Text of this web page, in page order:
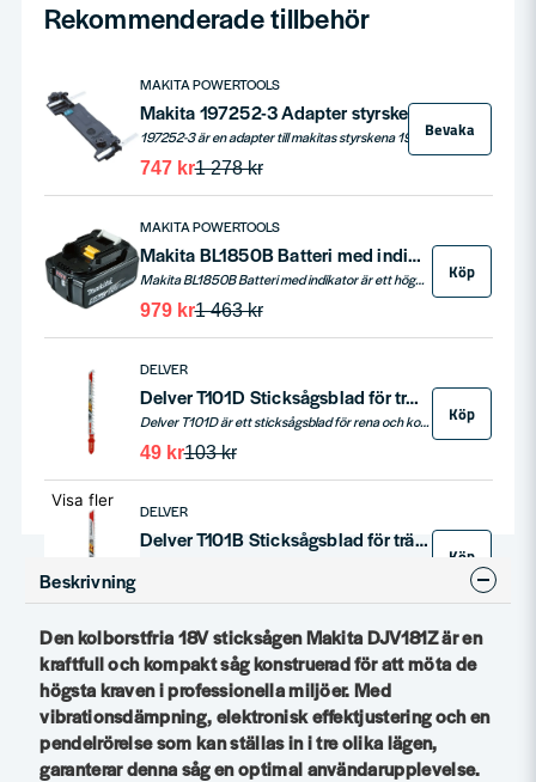
Rekommenderade tillbehör
MAKITA POWERTOOLS
Makita 197252-3 Adapter styrskena (HS6101,HS7101,BHS630)
197252-3 är en adapter till makitas styrskena 194368-5. Anpassad för att användas till BHS630, HS6101 och HS7101.
1 278 kr
747 kr
Bevaka
MAKITA POWERTOOLS
Makita BL1850B Batteri med indikator 18V 5,0ah
Makita BL1850B Batteri med indikator är ett högkvalitativt 18V-batteri med en kapacitet på 5,0 Ah som är utformat för att ge hög prestanda och pålitlig drifttid för Makitas 18V-verktyg. Batteriet har en inbyggd LED-indikator som visar batteriets laddningsnivå i realtid.
1 463 kr
979 kr
Köp
DELVER
Delver T101D Sticksågsblad för trä/plast 10-45mm 5-P HCS
Delver T101D är ett sticksågsblad för rena och kontrollerade snitt i trä och plast i tjocklekar 10–45 mm. HCS ger skärpa och lättsågat flöde medan 4 mm tandstigning är optimerad för fina längs och tvärsnitt med låg flisning. T-fäste passar de flesta sticksågar och 100 mm längd ger bra räckvidd. Levereras i praktiskt 5-pack.
103 kr
49 kr
Köp
DELVER
Delver T101B Sticksågsblad för trä/plast 3-30mm 5-P HCS
Köp
Visa fler
Beskrivning
Den kolborstfria 18V sticksågen Makita DJV181Z är en
kraftfull och kompakt såg konstruerad för att möta de
högsta kraven i professionella miljöer. Med
vibrationsdämpning, elektronisk effektjustering och en
pendelrörelse som kan ställas in i tre olika lägen,
garanterar denna såg en optimal användarupplevelse.